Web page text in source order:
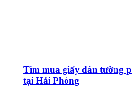
Tìm mua giấy dán tường
tại Hải Phòng